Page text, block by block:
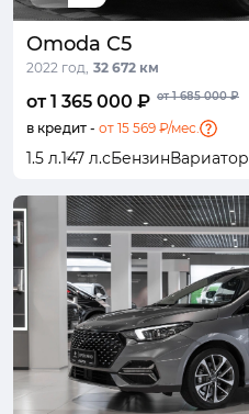
Omoda C5
2022 год, 32 672 км
от 1 365 000 ₽ от 1 685 000 ₽
в кредит - от 15 569 ₽/мес.
1.5 л.147 л.сБензинВариатор